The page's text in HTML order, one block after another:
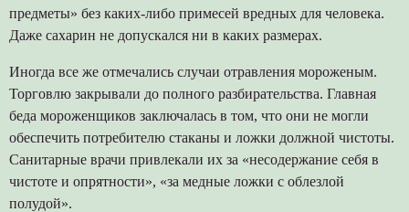
предметы» без каких-либо примесей вредных для человека.
Даже сахарин не допускался ни в каких размерах.
Иногда все же отмечались случаи отравления мороженым.
Торговлю закрывали до полного разбирательства. Главная
беда мороженщиков заключалась в том, что они не могли
обеспечить потребителю стаканы и ложки должной чистоты.
Санитарные врачи привлекали их за «несодержание себя в
чистоте и опрятности», «за медные ложки с облезлой
полудой».